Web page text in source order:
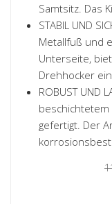
Samtsitz. Das
STABIL UND
Metallfuß und
Unterseite,
Drehhocker
ROBUST UND
gefertigt. Der